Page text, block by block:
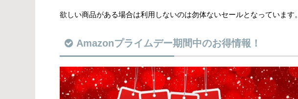
欲しい商品がある場合は利用しないのは勿体ないセールとなっています。
Amazonプライムデー期間中のお得情報！